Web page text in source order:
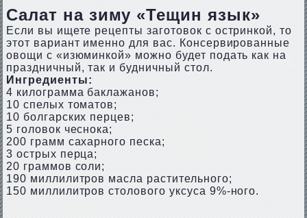
Салат на зиму «Тещин язык»
Если вы ищете рецепты заготовок с остринкой, то
этот вариант именно для вас. Консервированные
овощи с «изюминкой» можно будет подать как на
праздничный, так и будничный стол.
Ингредиенты:
4 килограмма баклажанов;
10 спелых томатов;
10 болгарских перцев;
5 головок чеснока;
200 грамм сахарного песка;
3 острых перца;
20 граммов соли;
190 миллилитров масла растительного;
150 миллилитров столового уксуса 9%-ного.